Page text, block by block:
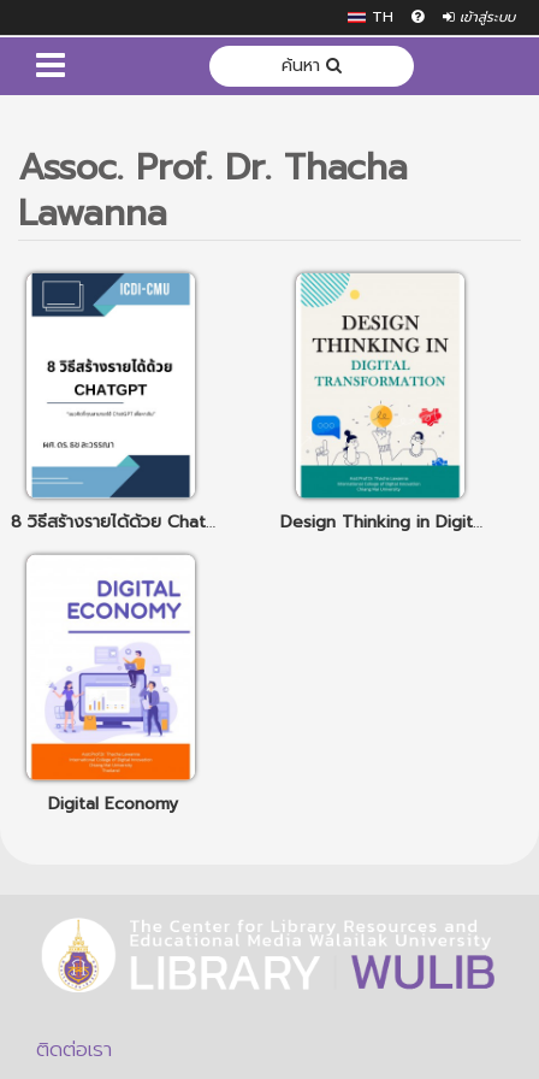
TH เข้าสู่ระบบ
ค้นหา
Assoc. Prof. Dr. Thacha
Lawanna
8 วิธีสร้างรายได้ด้วย ChatGPT Design Thinking in Digital Transformation
Digital Economy
ติดต่อเรา